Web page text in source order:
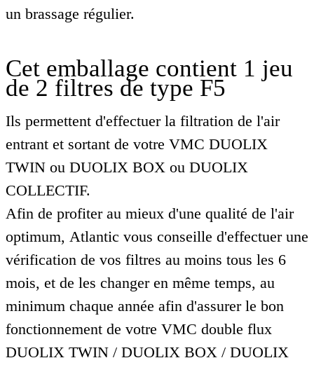
un brassage régulier.
Cet emballage contient 1 jeu
de 2 filtres de type F5
Ils permettent d'effectuer la filtration de l'air
entrant et sortant de votre VMC DUOLIX
TWIN ou DUOLIX BOX ou DUOLIX
COLLECTIF.
Afin de profiter au mieux d'une qualité de l'air
optimum, Atlantic vous conseille d'effectuer une
vérification de vos filtres au moins tous les 6
mois, et de les changer en même temps, au
minimum chaque année afin d'assurer le bon
fonctionnement de votre VMC double flux
DUOLIX TWIN / DUOLIX BOX / DUOLIX